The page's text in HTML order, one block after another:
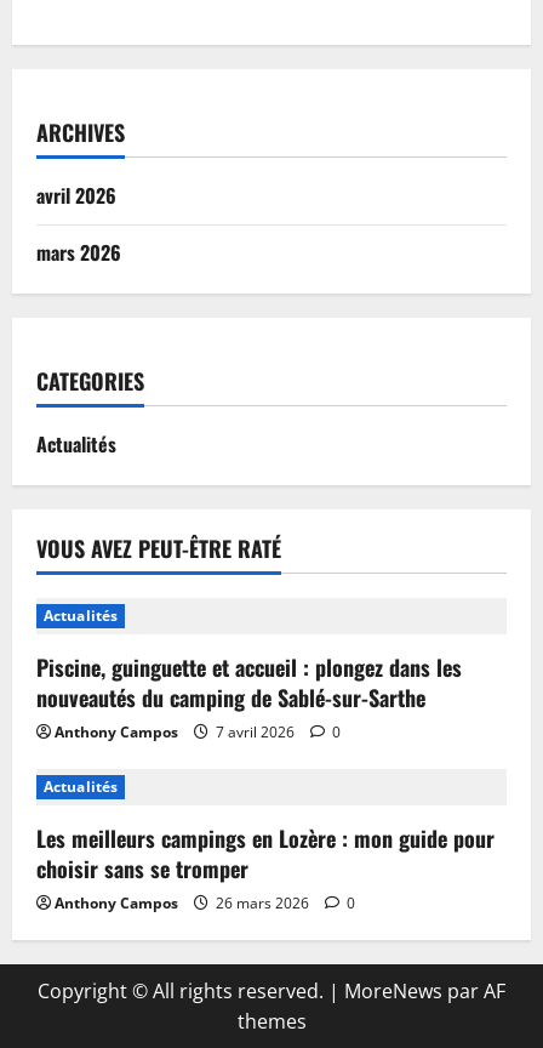
ARCHIVES
avril 2026
mars 2026
CATEGORIES
Actualités
VOUS AVEZ PEUT-ÊTRE RATÉ
Actualités
Piscine, guinguette et accueil : plongez dans les
nouveautés du camping de Sablé-sur-Sarthe
Anthony Campos 7 avril 2026 0
Actualités
Les meilleurs campings en Lozère : mon guide pour
choisir sans se tromper
Anthony Campos 26 mars 2026 0
Copyright © All rights reserved. | MoreNews par AF
themes